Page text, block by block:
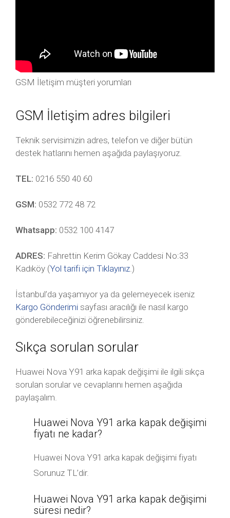
GSM İletişim müşteri yorumları
GSM İletişim adres bilgileri
Teknik servisimizin adres, telefon ve diğer bütün
destek hatlarını hemen aşağıda paylaşıyoruz.
TEL: 0216 550 40 60
GSM: 0532 772 48 72
Whatsapp: 0532 100 4147
ADRES: Fahrettin Kerim Gökay Caddesi No:33
Kadıköy (Yol tarifi için Tıklayınız.)
İstanbul’da yaşamıyor ya da gelemeyecek iseniz
Kargo Gönderimi sayfası aracılığı ile nasıl kargo
gönderebileceğinizi öğrenebilirsiniz.
Sıkça sorulan sorular
Huawei Nova Y91 arka kapak değişimi ile ilgili sıkça
sorulan sorular ve cevaplarını hemen aşağıda
paylaşalım.
Huawei Nova Y91 arka kapak değişimi
fiyatı ne kadar?
Huawei Nova Y91 arka kapak değişimi fiyatı
Sorunuz TL’dir.
Huawei Nova Y91 arka kapak değişimi
süresi nedir?